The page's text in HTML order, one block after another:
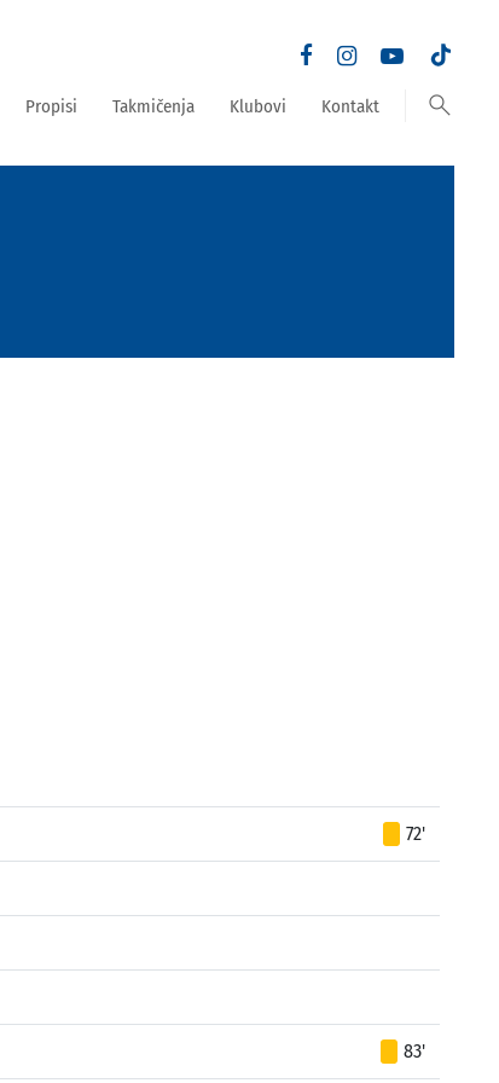
Propisi Takmičenja Klubovi Kontakt search
72'
83'